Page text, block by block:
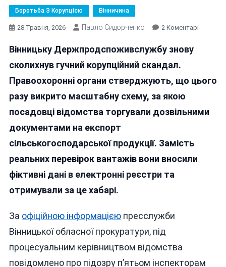
Боротьба З Корупцією Вінничина
28 Травня, 2026 Павло Сидорченко 2 КоментаріДо
Вінницьку Держпродспоживслужбу знову
сколихнув гучний корупційний скандал.
Правоохоронні органи стверджують, що цього
разу викрито масштабну схему, за якою
посадовці відомства торгували дозвільними
документами на експорт
сільськогосподарської продукції. Замість
реальних перевірок вантажів вони вносили
фіктивні дані в електронні реєстри та
отримували за це хабарі.
За офіційною інформацієюпресслужби
Вінницької обласної прокуратури, під
процесуальним керівництвом відомства
повідомлено про підозру п’ятьом інспекторам